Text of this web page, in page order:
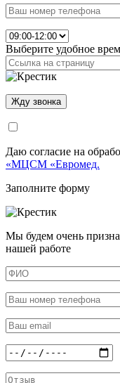
Выберите удобное
Даю согласие на
«МЦСМ «Евромед.
Заполните форму
Мы будем очень
нашей работе